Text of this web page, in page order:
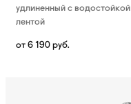
удлиненный с водостойкой
лентой
от 6 190 руб.